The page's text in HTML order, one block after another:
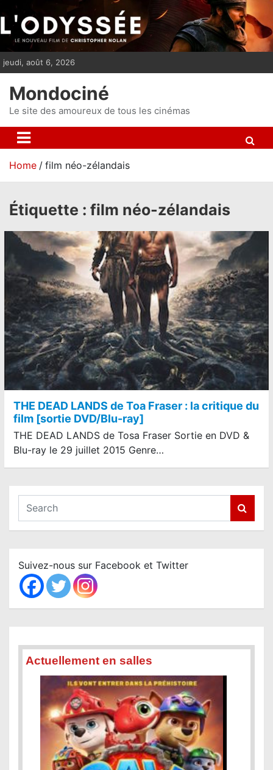
i
p
t
n
t
jeudi, août 6, 2026
Mondociné
Le site des amoureux de tous les cinémas
Home film néo-zélandais
Étiquette : film néo-zélandais
THE DEAD LANDS de Toa Fraser : la critique du
film [sortie DVD/Blu-ray]
THE DEAD LANDS de Tosa Fraser Sortie en DVD &
Blu-ray le 29 juillet 2015 Genre…
a
c
h
Suivez-nous sur Facebook et Twitter
Actuellement en salles